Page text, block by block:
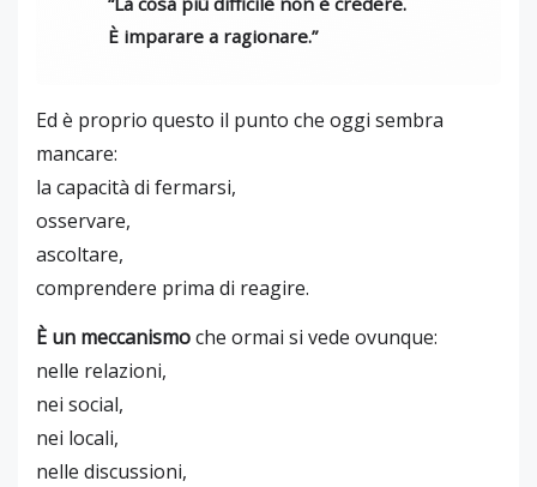
È imparare a ragionare.”
Ed è proprio questo il punto che oggi sembra
mancare:
la capacità di fermarsi,
osservare,
ascoltare,
comprendere prima di reagire.
È un meccanismoche ormai si vede ovunque:
nelle relazioni,
nei social,
nei locali,
nelle discussioni,